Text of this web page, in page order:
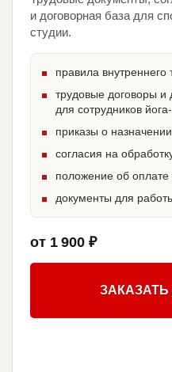
и договорная база для
студии.
правила внутреннего
трудовые договоры и
для сотрудников
приказы о
согласия на
положение об оплате
документы для
от 1 900 ₽